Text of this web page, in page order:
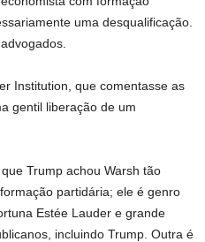
uma desqualificação.
Institution, que comentasse as
gentil liberação de um
Trump achou Warsh tão
partidária; ele é genro
Estée Lauder e grande
incluindo Trump. Outra é